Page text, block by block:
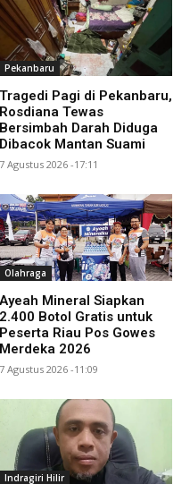
Pekanbaru
Tragedi Pagi di Pekanbaru,
Rosdiana Tewas
Bersimbah Darah Diduga
Dibacok Mantan Suami
7 Agustus 2026 -17:11
Olahraga
Ayeah Mineral Siapkan
2.400 Botol Gratis untuk
Peserta Riau Pos Gowes
Merdeka 2026
7 Agustus 2026 -11:09
Indragiri Hilir